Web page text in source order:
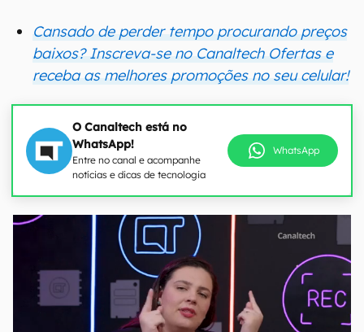
Cansado de perder tempo procurando preços
baixos? Inscreva-se no Canaltech Ofertas e
receba as melhores promoções no seu celular!
O Canaltech está no
WhatsApp!
Entre no canal e acompanhe
notícias e dicas de tecnologia
WhatsApp